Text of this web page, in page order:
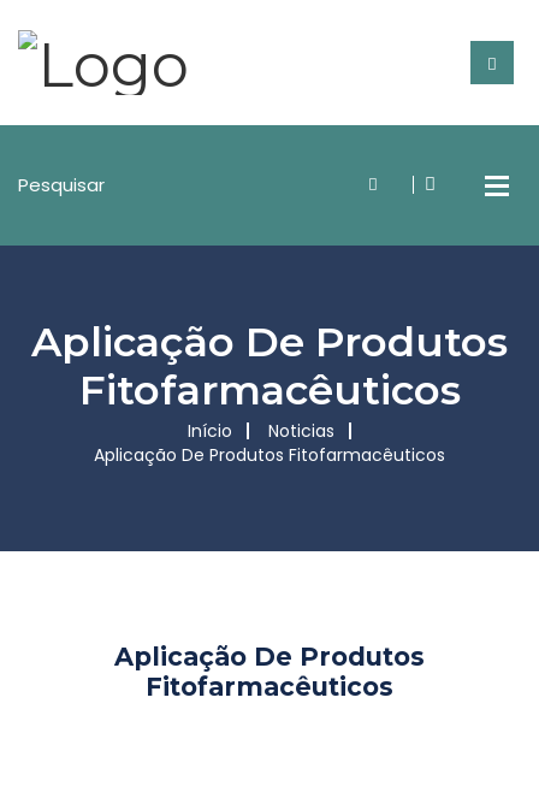
Aplicação De Produtos
Fitofarmacêuticos
Início
Noticias
Aplicação De Produtos Fitofarmacêuticos
Aplicação De Produtos
Fitofarmacêuticos